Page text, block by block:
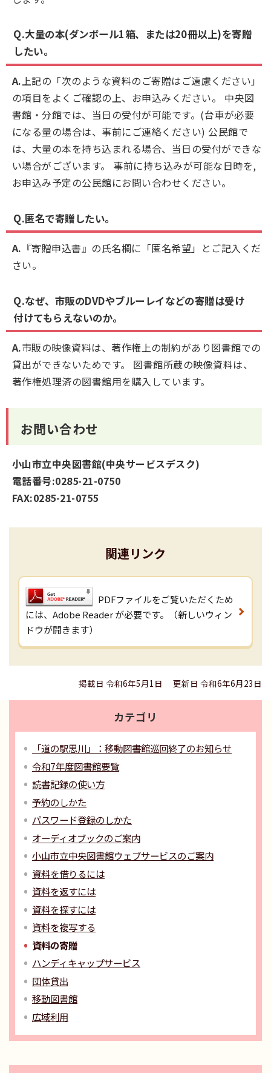
Q.大量の本(ダンボール1箱、または20冊以上)を寄贈
したい。
A.上記の「次のような資料のご寄贈はご遠慮ください」
の項目をよくご確認の上、お申込みください。 中央図
書館・分館では、当日の受付が可能です。(台車が必要
になる量の場合は、事前にご連絡ください) 公民館で
は、大量の本を持ち込まれる場合、当日の受付ができな
い場合がございます。 事前に持ち込みが可能な日時を,
お申込み予定の公民館にお問い合わせください。
Q.匿名で寄贈したい。
A. 『寄贈申込書』の氏名欄に「匿名希望」とご記入くだ
さい。
Q.なぜ、市販のDVDやブルーレイなどの寄贈は受け
付けてもらえないのか。
A.市販の映像資料は、著作権上の制約があり図書館での
貸出ができないためです。 図書館所蔵の映像資料は、
著作権処理済の図書館用を購入しています。
お問い合わせ
小山市立中央図書館(中央サービスデスク)
電話番号:0285-21-0750
FAX:0285-21-0755
関連リンク
PDFファイルをご覧いただくため
には、Adobe Reader が必要です。（新しいウィン
ドウが開きます）
掲載日 令和6年5月1日 更新日 令和6年6月23日
カテゴリ
「道の駅思川」：移動図書館巡回終了のお知らせ
令和7年度図書館要覧
読書記録の使い方
予約のしかた
パスワード登録のしかた
オーディオブックのご案内
小山市立中央図書館ウェブサービスのご案内
資料を借りるには
資料を返すには
資料を探すには
資料を複写する
資料の寄贈
ハンディキャップサービス
団体貸出
移動図書館
広域利用